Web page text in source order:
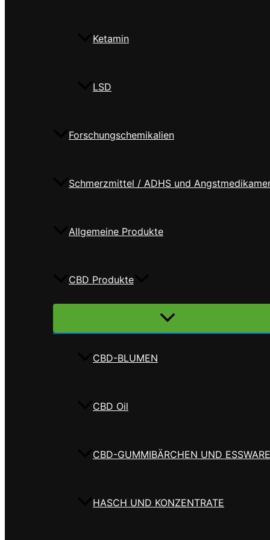
Ketamin
LSD
Forschungschemikalien
Schmerzmittel / ADHS und
Allgemeine Produkte
CBD Produkte
Menü
CBD-BLUMEN
CBD Oil
CBD-GUMMIBÄRCHEN UND
HASCH UND KONZENTRATE